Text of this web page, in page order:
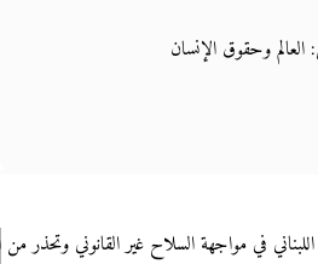
العالم وحقوق الإنسان
في مواجهة السلاح غير القانوني وتحذر من